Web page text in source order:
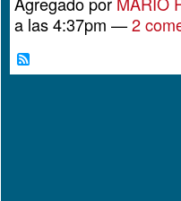
a las 4:37pm —2